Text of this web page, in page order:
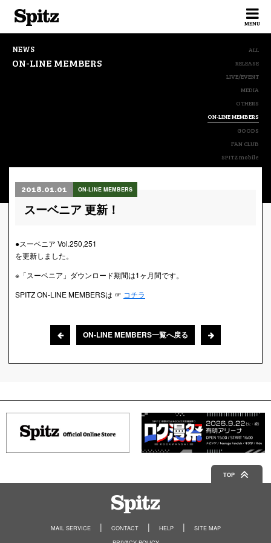
MENU
NEWS
ON-LINE MEMBERS
ALL
RELEASE
LIVE/EVENT
MEDIA
OTHERS
ON-LINE MEMBERS
GOODS
FAN CLUB
SPITZ mobile
2018.01.01 ON-LINE MEMBERS
スーベニア 更新！
●スーベニア Vol.250,251
を更新しました。
※「スーベニア」ダウンロード期間は1ヶ月間です。
SPITZ ON-LINE MEMBERSは ☞ コチラ
ON-LINE MEMBERS一覧へ戻る
TOP
MAIL SERVICE CONTACT HELP
SITE MAP